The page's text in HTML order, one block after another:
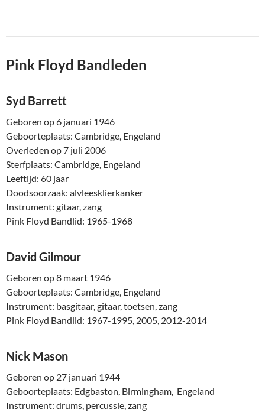
Pink Floyd Bandleden
Syd Barrett
Geboren op 6 januari 1946
Geboorteplaats: Cambridge, Engeland
Overleden op 7 juli 2006
Sterfplaats: Cambridge, Engeland
Leeftijd: 60 jaar
Doodsoorzaak: alvleesklierkanker
Instrument: gitaar, zang
Pink Floyd Bandlid: 1965-1968
David Gilmour
Geboren op 8 maart 1946
Geboorteplaats: Cambridge, Engeland
Instrument: basgitaar, gitaar, toetsen, zang
Pink Floyd Bandlid: 1967-1995, 2005, 2012-2014
Nick Mason
Geboren op 27 januari 1944
Geboorteplaats: Edgbaston, Birmingham, Engeland
Instrument: drums, percussie, zang